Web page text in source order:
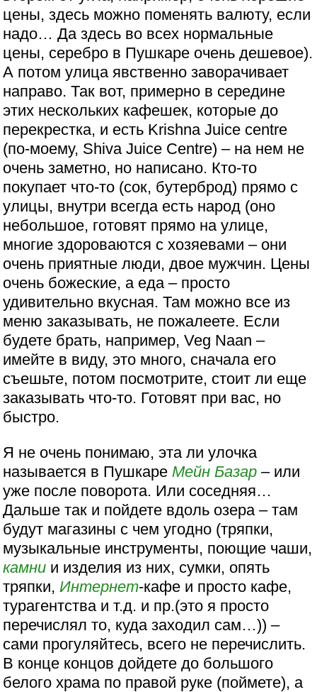
цены, здесь можно поменять валюту, если
надо… Да здесь во всех нормальные
цены, серебро в Пушкаре очень дешевое).
А потом улица явственно заворачивает
направо. Так вот, примерно в середине
этих нескольких кафешек, которые до
перекрестка, и есть Krishna Juice centre
(по-моему, Shiva Juice Centre) – на нем не
очень заметно, но написано. Кто-то
покупает что-то (сок, бутерброд) прямо с
улицы, внутри всегда есть народ (оно
небольшое, готовят прямо на улице,
многие здороваются с хозяевами – они
очень приятные люди, двое мужчин. Цены
очень божеские, а еда – просто
удивительно вкусная. Там можно все из
меню заказывать, не пожалеете. Если
будете брать, например, Veg Naan –
имейте в виду, это много, сначала его
съешьте, потом посмотрите, стоит ли еще
заказывать что-то. Готовят при вас, но
быстро.
Я не очень понимаю, эта ли улочка
называется в Пушкаре Мейн Базар – или
уже после поворота. Или соседняя…
Дальше так и пойдете вдоль озера – там
будут магазины с чем угодно (тряпки,
музыкальные инструменты, поющие чаши,
камни и изделия из них, сумки, опять
тряпки, Интернет-кафе и просто кафе,
турагентства и т.д. и пр.(это я просто
перечислял то, куда заходил сам…)) –
сами прогуляйтесь, всего не перечислить.
В конце концов дойдете до большого
белого храма по правой руке (поймете), а